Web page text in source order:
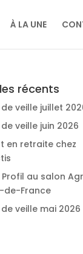
À LA UNE
récents
veille juillet
veille juin 2026
en retraite chez
Profil au salon
de-France
veille mai 2026